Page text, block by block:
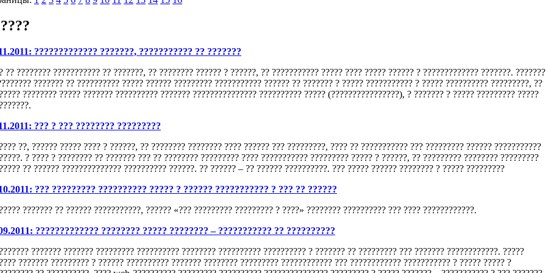
????????????? ???????, ??????????? ?? ???????
?? ???????? ??????????? ?? ???????, ?? ???????? ?????? ? ??????, ?? ??????????? ????? ???? ????? ?????? ? ????????????? ???????. ???????
??????? ?? ?????????? ????? ?????? ????????? ??????????? ?????? ?? ??????? ? ????? ??????????? ? ????? ?????????? ?????????, ??
???????? ????? ??????? ?????????? ??????? ??????????????? ?????????? ????? (????????????????), ? ??????? ? ????? ????????? ?????
??? ? ??? ???????? ?????????
??, ?????? ????? ???? ? ??????, ?? ???????? ???????? ???? ?????? ??? ?????????, ???? ?? ??????????? ??? ????????? ?????? ???????????
? ???? ? ???????? ?? ??????? ??? ?? ???????? ????????? ???? ??????????? ????????? ????? ? ??????, ?? ????????? ???????? ?????????
?? ?????? ?????????????? ?????????? ??????. ?? ?????? – ?? ?????? ??????????. ??? ????? ?????? ???????? ? ????? ?????????
??? ????????? ?????????? ????? ? ?????? ??????????? ? ??? ?? ??????
??????? ?? ?????? ???????????, ?????? «??? ????????? ????????? ? ????» ???????? ?????????? ??? ???? ????????????.
????????????? ???????? ????? ???????? – ??????????? ?? ??????????
??????? ??????? ????????? ?????????? ???????? ?????????? ?????????? ? ??????? ?? ????????? ??? ??????? ????????????. ?????
??????? ????????? ? ?????? ?????????? ??????? ???????? ????????? ???????????? ??? ???????????? ??????????? ? ????? ????? ?